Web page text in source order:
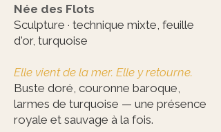
Née des Flots
Sculpture · technique mixte, feuille
d'or, turquoise
Elle vient de la mer. Elle y retourne.
Buste doré, couronne baroque,
larmes de turquoise — une présence
royale et sauvage à la fois.